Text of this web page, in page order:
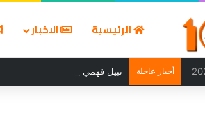
الرئيسية الاخبار
أخبار عاجلة نبيل فهمي يدين استهداف ناقلة